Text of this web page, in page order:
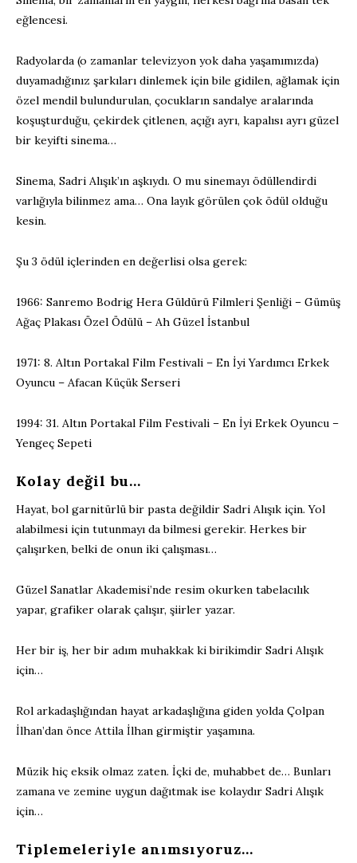
eğlencesi.
Radyolarda (o zamanlar televizyon yok daha yaşamımızda)
duyamadığınız şarkıları dinlemek için bile gidilen, ağlamak için
özel mendil bulundurulan, çocukların sandalye aralarında
koşuşturduğu, çekirdek çitlenen, açığı ayrı, kapalısı ayrı güzel
bir keyifti sinema…
Sinema, Sadri Alışık’ın aşkıydı. O mu sinemayı ödüllendirdi
varlığıyla bilinmez ama… Ona layık görülen çok ödül olduğu
kesin.
Şu 3 ödül içlerinden en değerlisi olsa gerek:
1966: Sanremo Bodrig Hera Güldürü Filmleri Şenliği – Gümüş
Ağaç Plakası Özel Ödülü – Ah Güzel İstanbul
1971: 8. Altın Portakal Film Festivali – En İyi Yardımcı Erkek
Oyuncu – Afacan Küçük Serseri
1994: 31. Altın Portakal Film Festivali – En İyi Erkek Oyuncu –
Yengeç Sepeti
Kolay değil bu…
Hayat, bol garnitürlü bir pasta değildir Sadri Alışık için. Yol
alabilmesi için tutunmayı da bilmesi gerekir. Herkes bir
çalışırken, belki de onun iki çalışması…
Güzel Sanatlar Akademisi’nde resim okurken tabelacılık
yapar, grafiker olarak çalışır, şiirler yazar.
Her bir iş, her bir adım muhakkak ki birikimdir Sadri Alışık
için…
Rol arkadaşlığından hayat arkadaşlığına giden yolda Çolpan
İlhan’dan önce Attila İlhan girmiştir yaşamına.
Müzik hiç eksik olmaz zaten. İçki de, muhabbet de… Bunları
zamana ve zemine uygun dağıtmak ise kolaydır Sadri Alışık
için…
Tiplemeleriyle anımsıyoruz…